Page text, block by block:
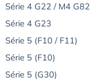
Série 4 G22 / M4 G82
Série 4 G23
Série 5 (F10 / F11)
Série 5 (F10)
Série 5 (G30)